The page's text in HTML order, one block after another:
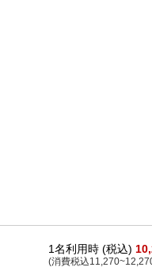
1名利用時 (税込)
(消費税込